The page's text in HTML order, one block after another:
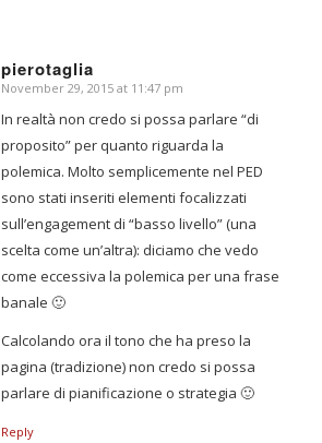
pierotaglia
says:
November 29, 2015 at 11:47 pm
In realtà non credo si possa parlare “di
proposito” per quanto riguarda la
polemica. Molto semplicemente nel PED
sono stati inseriti elementi focalizzati
sull’engagement di “basso livello” (una
scelta come un’altra): diciamo che vedo
come eccessiva la polemica per una frase
banale 🙂
Calcolando ora il tono che ha preso la
pagina (tradizione) non credo si possa
parlare di pianificazione o strategia 🙂
Reply